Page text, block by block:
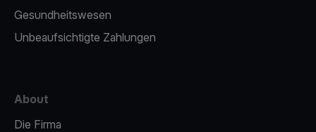
Gesundheitswesen
Unbeaufsichtigte Zahlungen
About
Die Firma